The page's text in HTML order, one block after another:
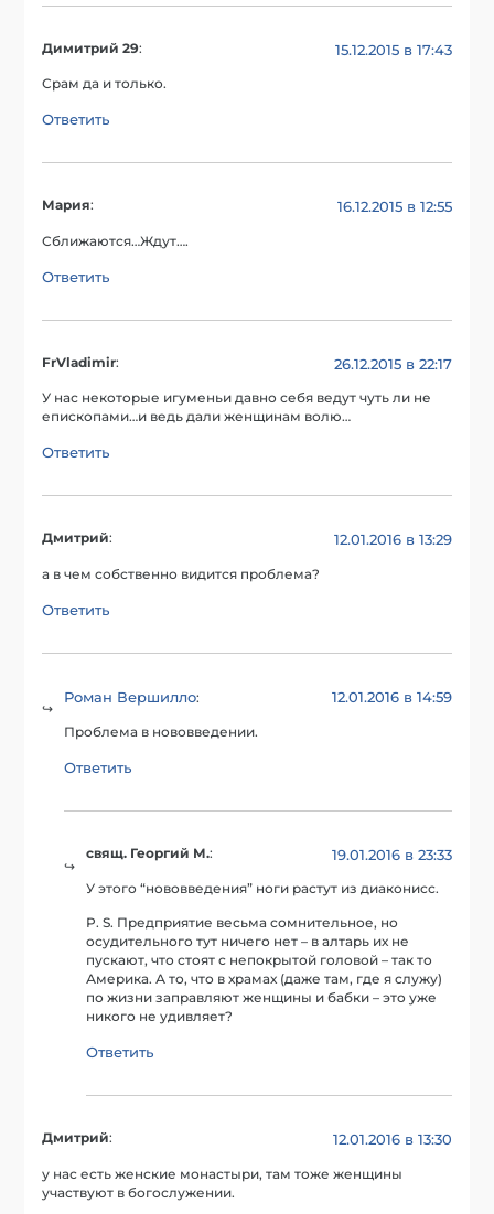
Димитрий 29: 15.12.2015 в 17:43
Срам да и только.
Ответить
Мария: 16.12.2015 в 12:55
Сближаются…Ждут….
Ответить
FrVladimir: 26.12.2015 в 22:17
У нас некоторые игуменьи давно себя ведут чуть ли не
епископами…и ведь дали женщинам волю…
Ответить
Дмитрий: 12.01.2016 в 13:29
а в чем собственно видится проблема?
Ответить
Роман Вершилло: 12.01.2016 в 14:59
Проблема в нововведении.
Ответить
свящ. Георгий М.: 19.01.2016 в 23:33
У этого “нововведения” ноги растут из диаконисс.
P. S. Предприятие весьма сомнительное, но
осудительного тут ничего нет – в алтарь их не
пускают, что стоят с непокрытой головой – так то
Америка. А то, что в храмах (даже там, где я служу)
по жизни заправляют женщины и бабки – это уже
никого не удивляет?
Ответить
Дмитрий: 12.01.2016 в 13:30
у нас есть женские монастыри, там тоже женщины
участвуют в богослужении.